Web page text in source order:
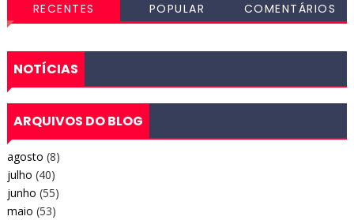
RECENTES POPULAR COMENTÁRIOS
NOTÍCIAS
ARQUIVOS DO BLOG
agosto (8)
julho (40)
junho (55)
maio (53)